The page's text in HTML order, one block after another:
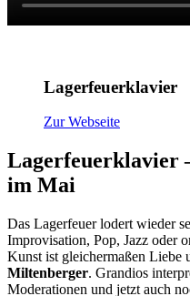
Lagerfeuerklavier
Zur Webseite
Lagerfeuerklavier
im Mai
Das Lagerfeuer lodert wieder
Improvisation, Pop, Jazz oder
Kunst ist gleichermaßen Liebe
Miltenberger. Grandios
Moderationen und jetzt auch